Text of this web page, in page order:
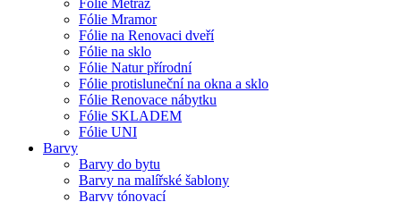
Fólie Mramor
Fólie na Renovaci dveří
Fólie na sklo
Fólie Natur přírodní
Fólie protisluneční na okna a sklo
Fólie Renovace nábytku
Fólie SKLADEM
Fólie UNI
Barvy
Barvy do bytu
Barvy na malířské šablony
Barvy tónovací